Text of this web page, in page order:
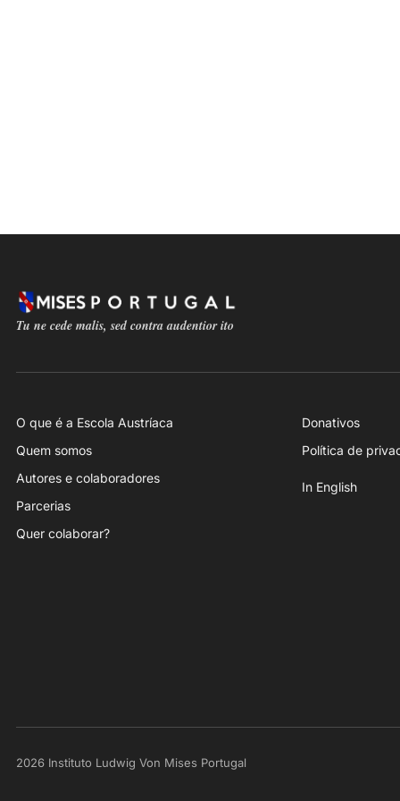
Tu ne cede malis, sed contra audentior ito
O que é a Escola Austríaca
Quem somos
Autores e colaboradores
Parcerias
Quer colaborar?
Donativos
Política de
In English
2026 Instituto Ludwig Von Mises Portugal